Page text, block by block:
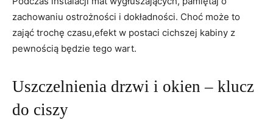
zachowaniu ostrożności i dokładności. ⁤Choć może to
zająć ‌trochę czasu,efekt​ w ⁤postaci⁢ cichszej kabiny ‌z
pewnością będzie ⁤tego wart.
Uszczelnienia drzwi ​i okien‌ – klucz
do ciszy